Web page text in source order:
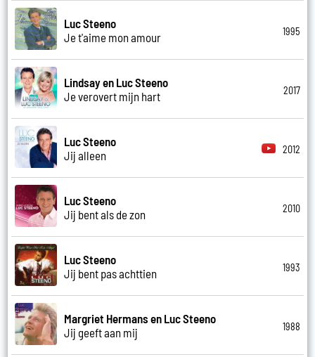
Luc Steeno
Je t'aime mon amour
1995
Lindsay en Luc Steeno
Je verovert mijn hart
2017
Luc Steeno
Jij alleen
2012
Luc Steeno
Jij bent als de zon
2010
Luc Steeno
Jij bent pas achttien
1993
Margriet Hermans en Luc Steeno
Jij geeft aan mij
1988